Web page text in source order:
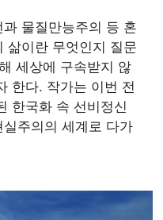
물질만능주의 등 혼
삶이란 무엇인지 질문
세상에 구속받지 않
한다. 작가는 이번 전
한국화 속 선비정신
주의의 세계로 다가